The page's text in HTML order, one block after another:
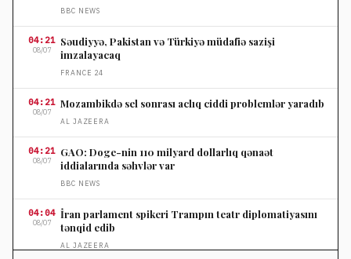
BBC NEWS
04:21
08/07
Səudiyyə, Pakistan və Türkiyə müdafiə sazişi
imzalayacaq
FRANCE 24
04:21
08/07
Mozambikdə sel sonrası aclıq ciddi problemlər yaradıb
AL JAZEERA
04:21
08/07
GAO: Doge-nin 110 milyard dollarlıq qənaət
iddialarında səhvlər var
BBC NEWS
04:04
08/07
İran parlament spikeri Trampın teatr diplomatiyasını
tənqid edib
AL JAZEERA